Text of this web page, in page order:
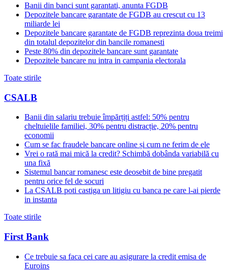
Banii din banci sunt garantati, anunta FGDB
Depozitele bancare garantate de FGDB au crescut cu 13
miliarde lei
Depozitele bancare garantate de FGDB reprezinta doua treimi
din totalul depozitelor din bancile romanesti
Peste 80% din depozitele bancare sunt garantate
Depozitele bancare nu intra in campania electorala
Toate stirile
CSALB
Banii din salariu trebuie împărțiți astfel: 50% pentru
cheltuielile familiei, 30% pentru distracție, 20% pentru
economii
Cum se fac fraudele bancare online și cum ne ferim de ele
Vrei o rată mai mică la credit? Schimbă dobânda variabilă cu
una fixă
Sistemul bancar romanesc este deosebit de bine pregatit
pentru orice fel de socuri
La CSALB poti castiga un litigiu cu banca pe care l-ai pierde
in instanta
Toate stirile
First Bank
Ce trebuie sa faca cei care au asigurare la credit emisa de
Euroins